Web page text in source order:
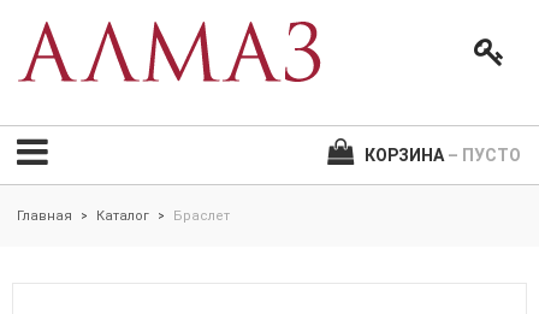
КОРЗИНА – ПУСТО
Главная > Каталог > Браслет